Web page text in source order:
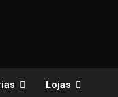
Lojas